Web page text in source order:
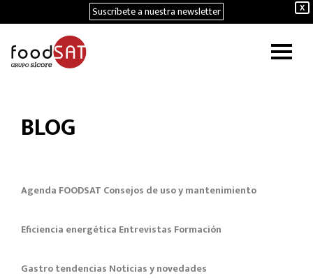
X
Suscríbete a nuestra newsletter
BLOG
Agenda FOODSAT Consejos de uso y mantenimiento
Eficiencia energética Entrevistas Formación
Gastro tendencias Noticias y novedades